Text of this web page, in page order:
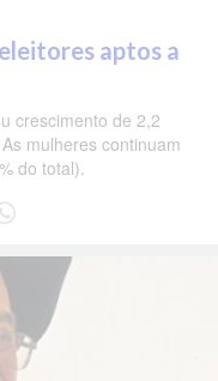
aptos a
crescimento de 2,2
mulheres continuam
do total).